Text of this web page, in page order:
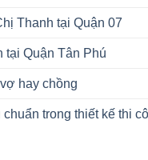
Thanh tại Quận 07
tại Quận Tân Phú
hay chồng
chuẩn trong thiết kế thi